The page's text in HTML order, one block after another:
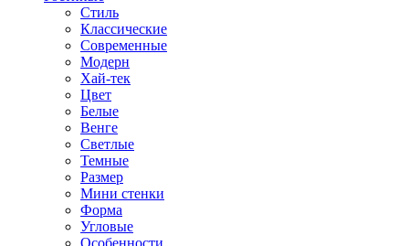
Стиль
Классические
Современные
Модерн
Хай-тек
Цвет
Белые
Венге
Светлые
Темные
Размер
Мини стенки
Форма
Угловые
Особенности